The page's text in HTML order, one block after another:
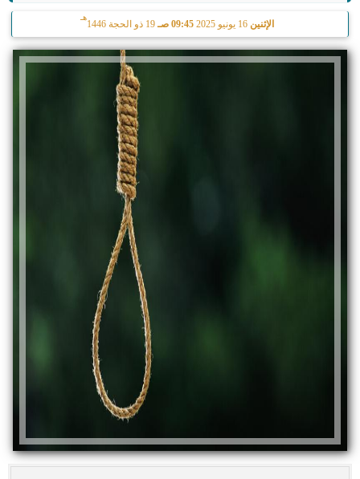
الإثنين 16 يونيو 2025 09:45 صـ 19 ذو الحجة 1446
هـ